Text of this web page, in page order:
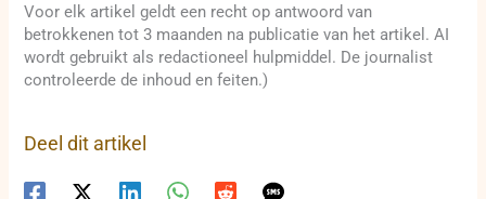
Voor elk artikel geldt een recht op antwoord van
betrokkenen tot 3 maanden na publicatie van het artikel. AI
wordt gebruikt als redactioneel hulpmiddel. De journalist
controleerde de inhoud en feiten.)
Deel dit artikel